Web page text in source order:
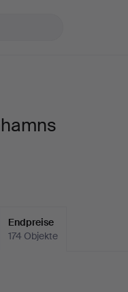
Endpreise
174 Objekte